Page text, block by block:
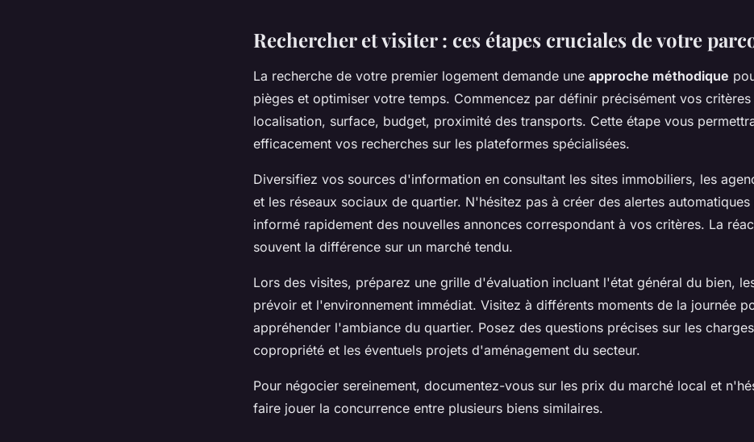
Rechercher et visiter : ces étapes cruciales de votre
La recherche de votre premier logement demande une approche méthodique
pièges et optimiser votre temps. Commencez par définir précisément vos critères
localisation, surface, budget, proximité des transports. Cette étape vous
efficacement vos recherches sur les plateformes spécialisées.
Diversifiez vos sources d'information en consultant les sites immobiliers, les
et les réseaux sociaux de quartier. N'hésitez pas à créer des alertes
informé rapidement des nouvelles annonces correspondant à vos critères. La
souvent la différence sur un marché tendu.
Lors des visites, préparez une grille d'évaluation incluant l'état général du bien,
prévoir et l'environnement immédiat. Visitez à différents moments de la journée
appréhender l'ambiance du quartier. Posez des questions précises sur les
copropriété et les éventuels projets d'aménagement du secteur.
Pour négocier sereinement, documentez-vous sur les prix du marché local et
faire jouer la concurrence entre plusieurs biens similaires.